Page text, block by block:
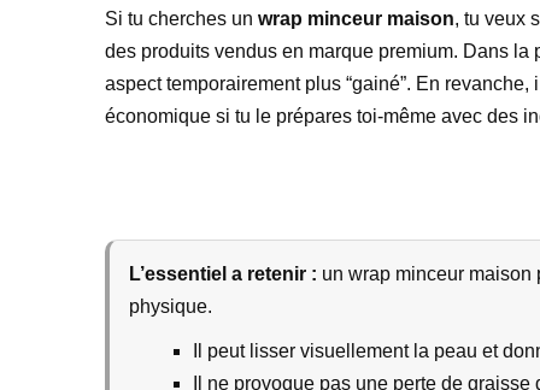
Si tu cherches un wrap minceur maison, tu veux
des produits vendus en marque premium. Dans
aspect temporairement plus “gainé”. En
économique si tu le prépares toi-même avec des
L’essentiel a retenir : un wrap minceur maison
physique.
Il peut lisser visuellement la peau et
Il ne provoque pas une perte de graisse